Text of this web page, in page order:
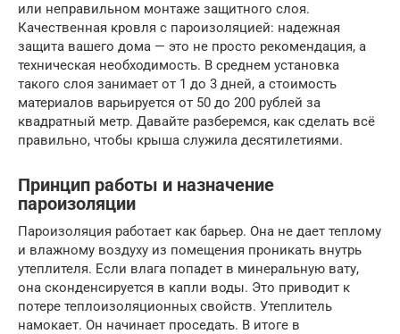
или неправильном монтаже защитного слоя.
Качественная кровля с пароизоляцией: надежная
защита вашего дома — это не просто рекомендация, а
техническая необходимость. В среднем установка
такого слоя занимает от 1 до 3 дней, а стоимость
материалов варьируется от 50 до 200 рублей за
квадратный метр. Давайте разберемся, как сделать всё
правильно, чтобы крыша служила десятилетиями.
Принцип работы и назначение
пароизоляции
Пароизоляция работает как барьер. Она не дает теплому
и влажному воздуху из помещения проникать внутрь
утеплителя. Если влага попадет в минеральную вату,
она сконденсируется в капли воды. Это приводит к
потере теплоизоляционных свойств. Утеплитель
намокает. Он начинает проседать. В итоге в